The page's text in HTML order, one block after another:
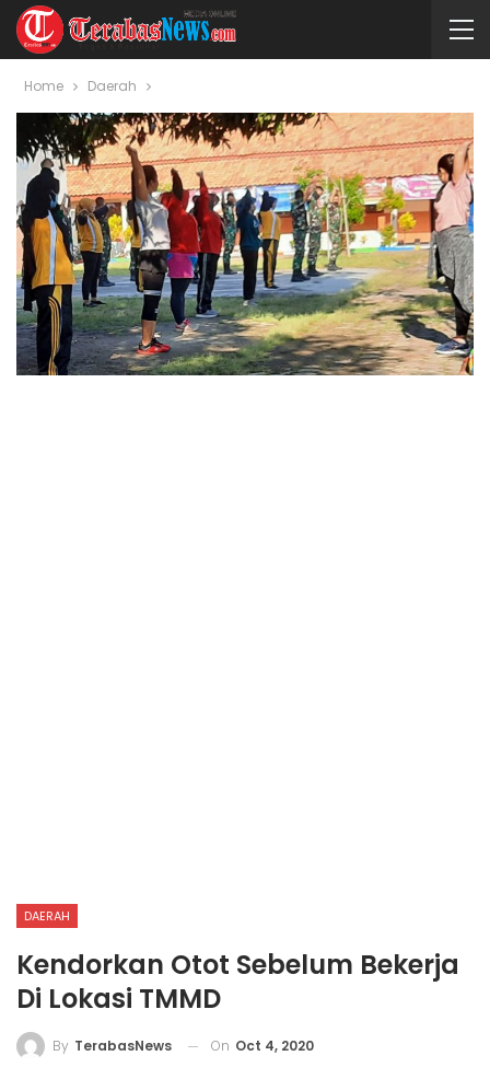
Home Daerah
DAERAH
Kendorkan Otot Sebelum Bekerja
Di Lokasi TMMD
By TerabasNews On Oct 4, 2020